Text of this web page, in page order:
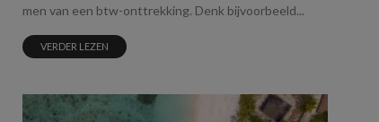
men van een btw-onttrekking. Denk bijvoorbeeld...
VERDER LEZEN